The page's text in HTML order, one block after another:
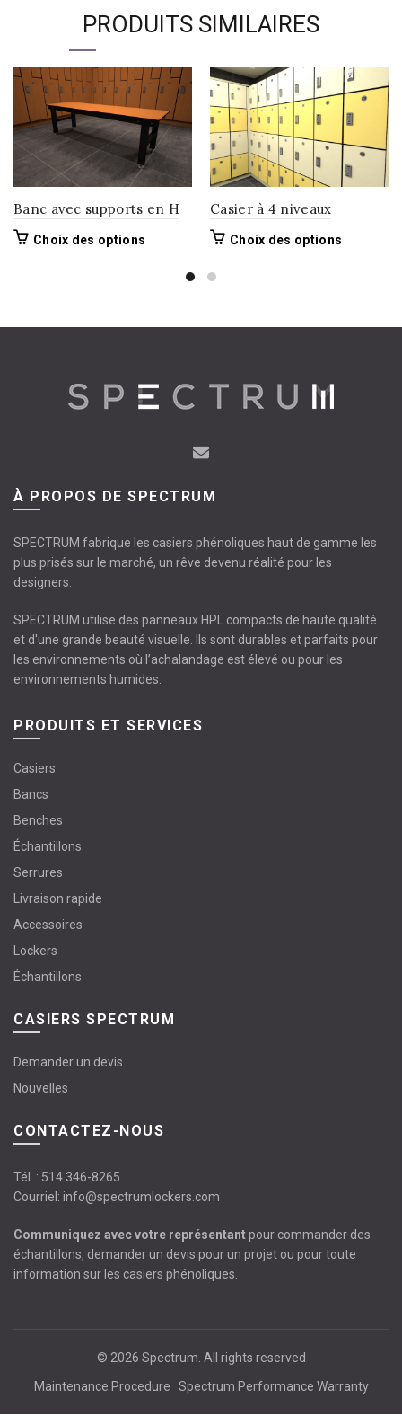
PRODUITS SIMILAIRES
Banc avec supports en H
Choix des options
être
du
Casier à 4 niveaux
Choix des options
À PROPOS DE SPECTRUM
SPECTRUM fabrique les casiers phénoliques haut de gamme les
plus prisés sur le marché, un rêve devenu réalité pour les
designers.
SPECTRUM utilise des panneaux HPL compacts de haute qualité
et d'une grande beauté visuelle. Ils sont durables et parfaits pour
les environnements où l’achalandage est élevé ou pour les
environnements humides.
PRODUITS ET SERVICES
Casiers
Bancs
Benches
Échantillons
Serrures
Livraison rapide
Accessoires
Lockers
Échantillons
CASIERS SPECTRUM
Demander un devis
Nouvelles
CONTACTEZ-NOUS
Tél. : 514 346-8265
Courriel: info@spectrumlockers.com
Communiquez avec votre représentantpour commander des
échantillons, demander un devis pour un projet ou pour toute
information sur les casiers phénoliques.
© 2026 Spectrum . All rights reserved
Maintenance Procedure
Spectrum Performance Warranty